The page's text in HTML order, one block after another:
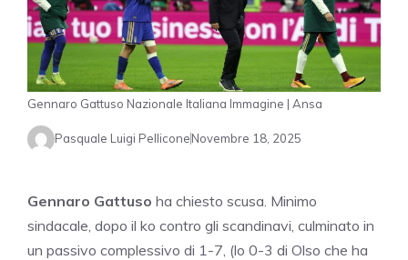
Gennaro Gattuso Nazionale Italiana Immagine | Ansa
Pasquale Luigi PelliconeNovembre 18, 2025
Gennaro Gattuso ha chiesto scusa. Minimo
sindacale, dopo il ko contro gli scandinavi, culminato in
un passivo complessivo di 1-7, (lo 0-3 di Olso che ha